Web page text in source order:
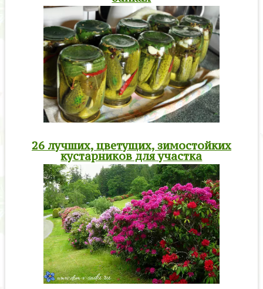
26 лучших, цветущих, зимостойких
кустарников для участка